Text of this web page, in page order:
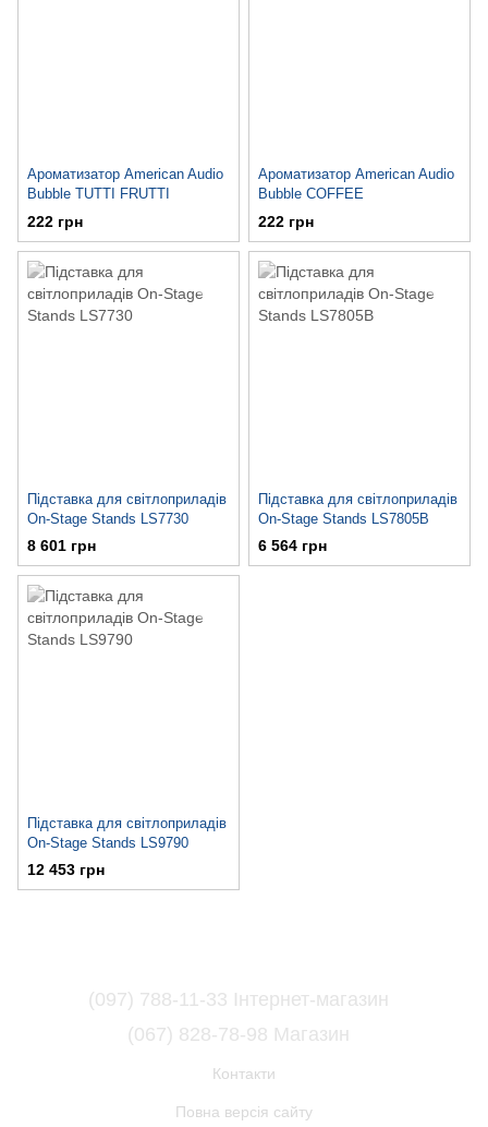
Ароматизатор American Audio
Bubble TUTTI FRUTTI
222 грн
Ароматизатор American Audio
Bubble COFFEE
222 грн
Підставка для світлоприладів
On-Stage Stands LS7730
8 601 грн
Підставка для світлоприладів
On-Stage Stands LS7805B
6 564 грн
Підставка для світлоприладів
On-Stage Stands LS9790
12 453 грн
(097) 788-11-33 Інтернет-магазин
(067) 828-78-98 Магазин
Контакти
Повна версія сайту